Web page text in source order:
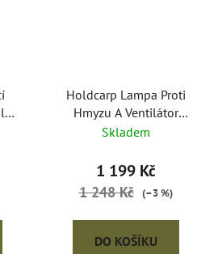
Holdcarp Lampa Proti
Hmyzu A Ventilátor
Mosquito Air UV Lamp
Skladem
1 199 Kč
1 248 Kč (–3 %)
DO KOŠÍKU